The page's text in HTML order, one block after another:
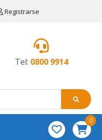
Registrarse
Tel: 0800 9914
0